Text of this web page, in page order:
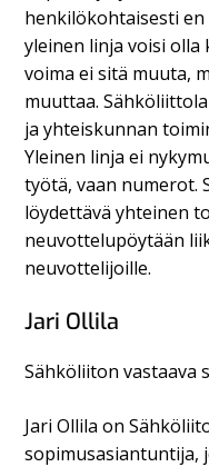
henkilökohtaisesti
yleinen linja voisi olla
voima ei sitä muuta,
muuttaa.
ja yhteiskunnan
Yleinen linja ei
työtä, vaan numerot.
löydettävä yhteinen
neuvottelupöytään
neuvottelijoille.
Jari Ollila
Sähköliiton vastaava
Jari Ollila on
sopimusasiantuntija,